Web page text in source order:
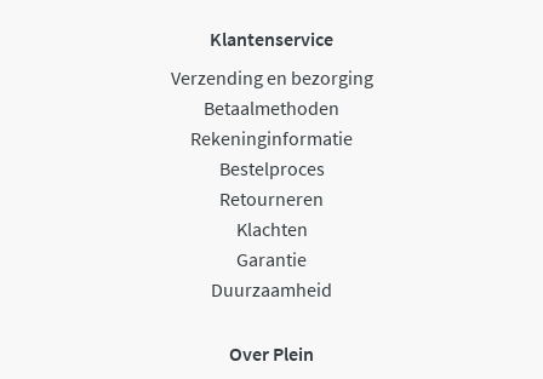
Klantenservice
Verzending en bezorging
Betaalmethoden
Rekeninginformatie
Bestelproces
Retourneren
Klachten
Garantie
Duurzaamheid
Over Plein